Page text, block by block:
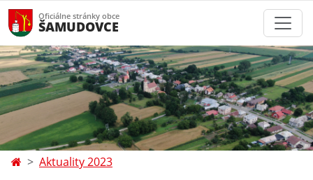
Oficiálne stránky obce
ŠAMUDOVCE
Aktuality 2023